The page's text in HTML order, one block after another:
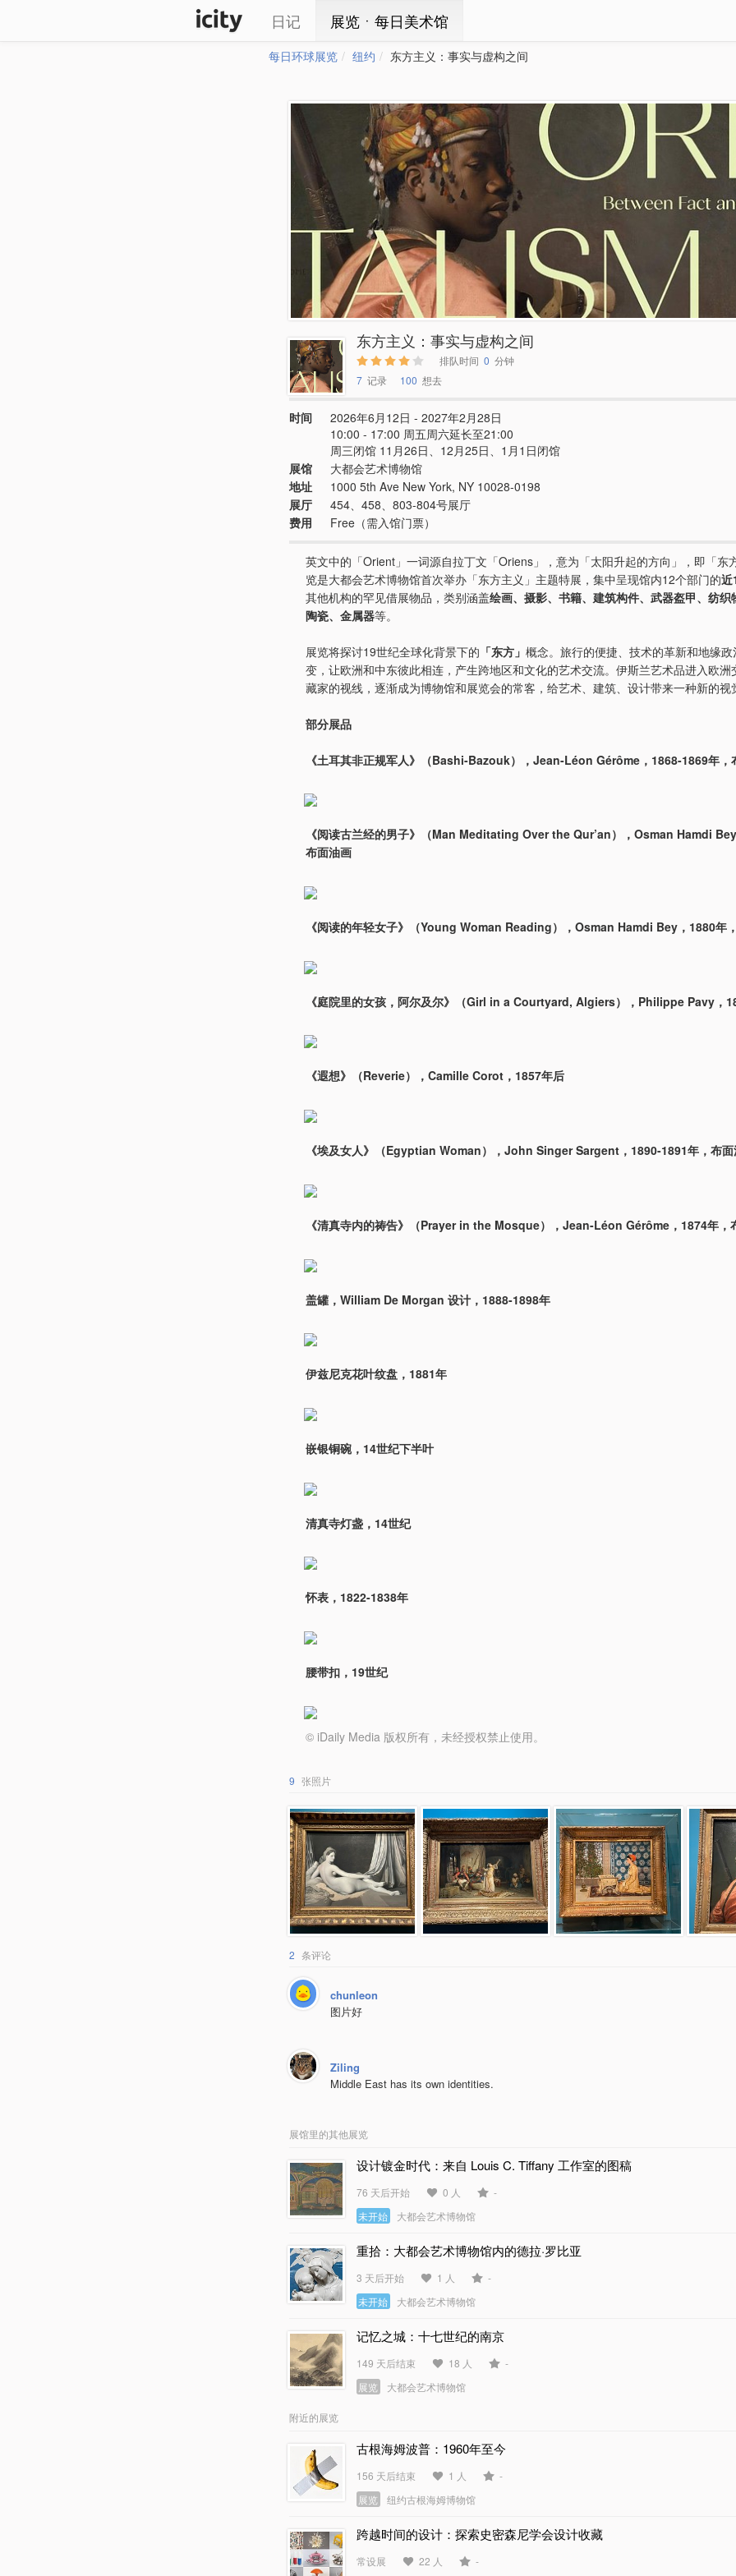
日记 展览ㆍ每日美术馆
每日环球展览 纽约 东方主义：事实与虚构之间
东方主义：事实与虚构之间
排队时间 0 分钟
7 记录 100 想去
时间
2026年6月12日 - 2027年2月28日
10:00 - 17:00 周五周六延长至21:00
周三闭馆 11月26日、12月25日、1月1日闭馆
展馆
大都会艺术博物馆
地址
1000 5th Ave New York, NY 10028-0198
展厅
454、458、803-804号展厅
费用
Free（需入馆门票）
英文中的「Orient」一词源自拉丁文「Oriens」，意为「太阳升起的方向」，即「东
览是大都会艺术博物馆首次举办「东方主义」主题特展，集中呈现馆内12个部门的近
其他机构的罕见借展物品，类别涵盖绘画、摄影、书籍、建筑构件、武器盔甲、纺织
陶瓷、金属器等。
展览将探讨19世纪全球化背景下的 「东方」 概念。旅行的便捷、技术的革新和地缘
变，让欧洲和中东彼此相连，产生跨地区和文化的艺术交流。伊斯兰艺术品进入欧洲
藏家的视线，逐渐成为博物馆和展览会的常客，给艺术、建筑、设计带来一种新的视
部分展品
《土耳其非正规军人》（Bashi-Bazouk），Jean-Léon Gérôme，1868-1869年，
《阅读古兰经的男子》（Man Meditating Over the Qur’an），Osman Hamdi
布面油画
《阅读的年轻女子》（Young Woman Reading），Osman Hamdi Bey，1880年
《庭院里的女孩，阿尔及尔》（Girl in a Courtyard, Algiers），Philippe Pavy，
《遐想》（Reverie），Camille Corot，1857年后
《埃及女人》（Egyptian Woman），John Singer Sargent，1890-1891年，布面
《清真寺内的祷告》（Prayer in the Mosque），Jean-Léon Gérôme，1874年，
盖罐，William De Morgan 设计，1888-1898年
伊兹尼克花叶纹盘，1881年
嵌银铜碗，14世纪下半叶
清真寺灯盏，14世纪
怀表，1822-1838年
腰带扣，19世纪
© iDaily Media 版权所有，未经授权禁止使用。
9 张照片
2 条评论
chunleon
图片好
Ziling
Middle East has its own identities.
展馆里的其他展览
设计镀金时代：来自 Louis C. Tiffany 工作室的图稿
76 天后开始 0 人
-
未开始
大都会艺术博物馆
重拾：大都会艺术博物馆内的德拉·罗比亚
3 天后开始 1 人
-
未开始
大都会艺术博物馆
记忆之城：十七世纪的南京
149 天后结束 18 人
-
展览
大都会艺术博物馆
附近的展览
古根海姆波普：1960年至今
156 天后结束 1 人
-
展览
纽约古根海姆博物馆
跨越时间的设计：探索史密森尼学会设计收藏
常设展 22 人 -